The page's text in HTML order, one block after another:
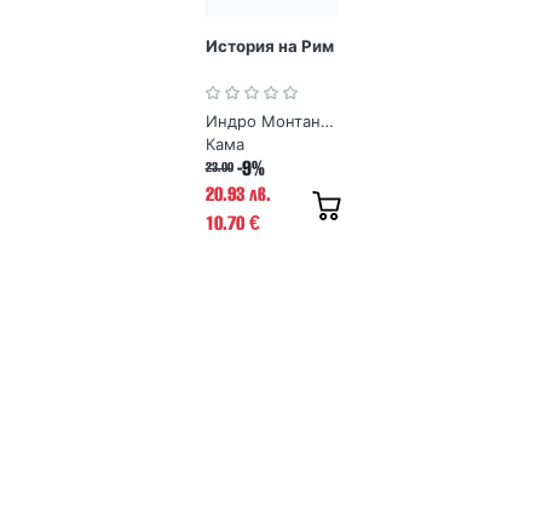
История на Рим
Индро Монтанели
Кама
23.00 -9%
20.93 лв.
10.70 €